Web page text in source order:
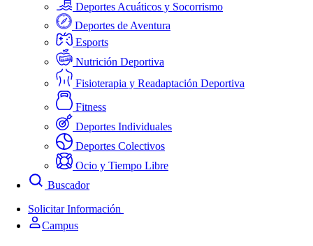
Deportes Acuáticos y Socorrismo
Deportes de Aventura
Esports
Nutrición Deportiva
Fisioterapia y Readaptación Deportiva
Fitness
Deportes Individuales
Deportes Colectivos
Ocio y Tiempo Libre
Buscador
Solicitar Información
Campus